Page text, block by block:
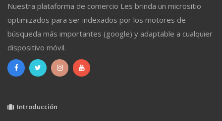
Nuestra plataforma de comercio Les brinda un micrositio
optimizados para ser indexados por los motores de
búsqueda más importantes (google) y adaptable a cualquier
dispositivo móvil.
Introducción